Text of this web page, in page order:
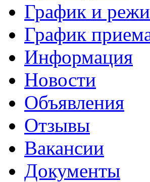
График и
График
Информация
Новости
Объявления
Отзывы
Вакансии
Документы